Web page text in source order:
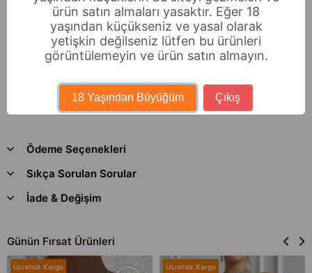
En : 16 CM
Yükseklik : 13 CM
Derinlik : 6 CM
Stüdyo çekimlerinde renklerdeki tonlamalar ışık
farklılığından dolayı değişiklik gösterebilir.
Ödeme Seçenekleri
Sıkça Sorulan Sorular
İade & Değişim
Günün Fırsat Ürünleri
Ücretsiz Kargo Ücretsiz Kargo
ürün satın almaları yasaktır. Eğer 18
yaşından küçükseniz ve yasal olarak
yetişkin değilseniz lütfen bu ürünleri
görüntülemeyin ve ürün satın almayın.
18 Yaşından Büyüğüm Çıkış